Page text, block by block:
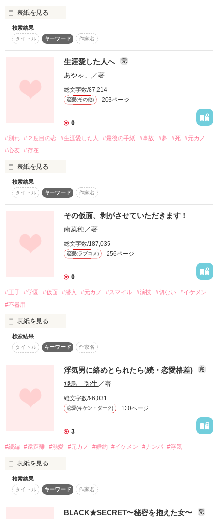
どうでもいい男からは好かれるが
がっつり好きになった男からは
絶対に振り向いてもらえない
実は……超残念なオンナ
◆･.｡*†*｡.･◇ 2019 6/9  Début ◇･.｡*†*｡.･◆
◆･.｡*†*｡.･◇ 2019 9/21 Fin ◇･.｡*†*｡.･◆
※ このお話に登場する公的機関・会社・団体等に
⚠️フリー画像を使用してはいますが、ダウンロード（無料）す
ます。
「お持ち帰り」は絶対にやめてください。
作品を読む
淋しそうなキミに、寄り添いたいと思っただけ。
作品を読む
表紙を見る
     忘れられない男性(ひと)がいる
      真山紗也  27歳
      一年前彼氏の浮気現場？に居合わせて別れる
      山野恭介  33歳
      一年前浮気現場？を見られ彼女と破局
作品を読む
検索結果
タイトル
キーワード 作家名
生涯愛した人へ 完
あやゃ。 ／著
総文字数/87,214
恋愛(その他) 203ページ
0
#別れ #２度目の恋 #生涯愛した人 #最後の手紙 #事故 #夢 #死 #元カノ
#心友 #存在
表紙を見る
キレイすぎるほどの容姿………
優しすぎる性格………
世で言う
完ペキ
なぁ
どうしたら帰ってきてくれる…？
俺の隣に戻ってきてくれる…？
お前がいない世界は、暗すぎる…。
検索結果
タイトル
キーワード 作家名
その仮面、剥がさせていただきます！
南菜穂／著
総文字数/187,035
恋愛(ラブコメ) 256ページ
0
#王子 #学園 #仮面 #潜入 #元カノ #スマイル #演技 #切ない #イケメン
#不器用
表紙を見る
顔もハンパなくカッコ良くって性格も良い。
我が学園の王子様……
付き合った女子はみんな再起不能になるという……
検索結果
タイトル
キーワード 作家名
浮気男に絡めとられたら(続・恋愛格差) 完
飛鳥 弥生 ／著
総文字数/96,031
恋愛(キケン・ダーク) 130ページ
3
#続編 #遠距離 #溺愛 #元カノ #婚約 #イケメン #ナンパ #浮気
表紙を見る
吉岡優(よしおかすぐる)×藤原透子(ふじわらとうこ)
検索結果
タイトル
キーワード 作家名
BLACK★SECRET〜秘密を抱えた女〜 完